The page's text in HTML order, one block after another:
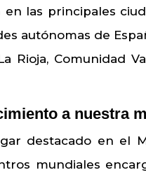
las principales
autónomas de
Rioja, Comunidad
a nuestra
destacado en el
mundiales